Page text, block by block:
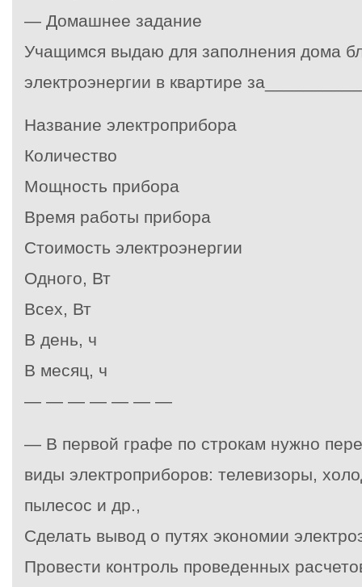
— Домашнее задание
Учащимся выдаю для заполнения дома
электроэнергии в квартире
Название электроприбора
Количество
Мощность прибора
Время работы прибора
Стоимость электроэнергии
Одного, Вт
Всех, Вт
В день, ч
В месяц, ч
— — — — — — —
— В первой графе по строкам нужно
виды электроприборов: телевизоры,
пылесос и др.,
Сделать вывод о путях экономии
Провести контроль проведенных